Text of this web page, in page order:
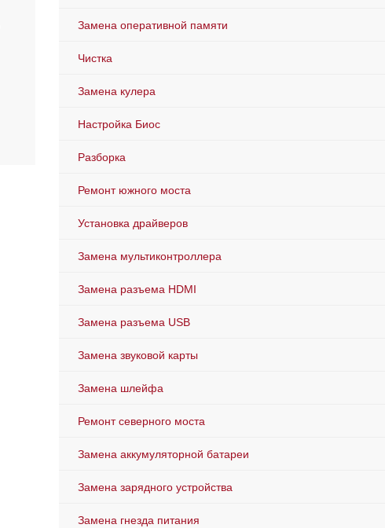
Замена оперативной памяти
Чистка
Замена кулера
Настройка Биос
Разборка
Ремонт южного моста
Установка драйверов
Замена мультиконтроллера
Замена разъема HDMI
Замена разъема USB
Замена звуковой карты
Замена шлейфа
Ремонт северного моста
Замена аккумуляторной батареи
Замена зарядного устройства
Замена гнезда питания